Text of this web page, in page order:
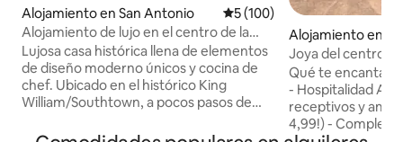
Alojamiento en San Antonio Calificación promedio: 5 de
5 (100)
Alojamiento de lujo en el centro de la
ciudad en Southtown/King William
Lujosa casa histórica llena de elementos
de diseño moderno únicos y cocina de
chef. Ubicado en el histórico King
William/Southtown, a pocos pasos de
de convenciones Henry B. González: 5
Alojamiento en
Joya del centro +
trasero [Casa
Qué te encantará
- Hospitalidad
receptivos y
4,99!) -